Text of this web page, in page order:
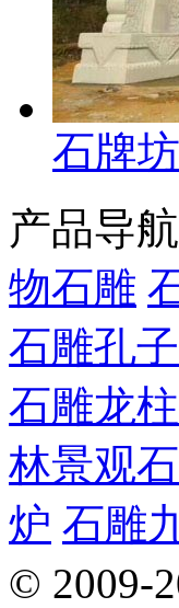
石牌
产品导航
物石雕
石雕孔
石雕龙柱
林景观
炉 石雕
© 2009-